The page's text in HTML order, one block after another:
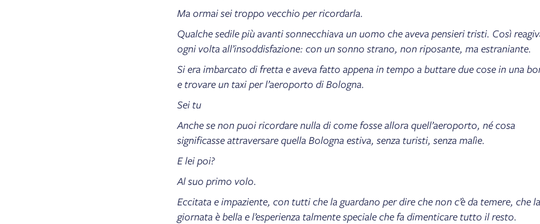
Ma ormai sei troppo vecchio per ricordarla.
Qualche sedile più avanti sonnecchiava un uomo che aveva pensieri tristi. Così
ogni volta all’insoddisfazione: con un sonno strano, non riposante, ma estraniante.
Si era imbarcato di fretta e aveva fatto appena in tempo a buttare due cose in una
e trovare un taxi per l’aeroporto di Bologna.
Sei tu
Anche se non puoi ricordare nulla di come fosse allora quell’aeroporto, né cosa
significasse attraversare quella Bologna estiva, senza turisti, senza malìe.
E lei poi?
Al suo primo volo.
Eccitata e impaziente, con tutti che la guardano per dire che non c’è da temere, che la
giornata è bella e l’esperienza talmente speciale che fa dimenticare tutto il resto.